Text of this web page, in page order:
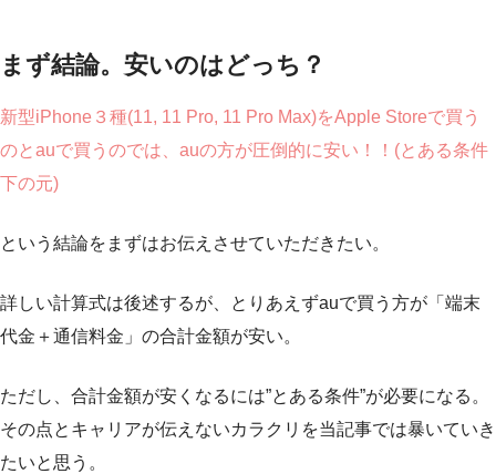
まず結論。安いのはどっち？
新型iPhone３種(11, 11 Pro, 11 Pro Max)をApple Storeで買う
のとauで買うのでは、auの方が圧倒的に安い！！(とある条件
下の元)
という結論をまずはお伝えさせていただきたい。
詳しい計算式は後述するが、とりあえずauで買う方が「端末
代金＋通信料金」の合計金額が安い。
ただし、合計金額が安くなるには”とある条件”が必要になる。
その点とキャリアが伝えないカラクリを当記事では暴いていき
たいと思う。